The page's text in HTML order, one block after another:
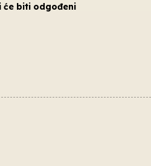
će biti odgođeni